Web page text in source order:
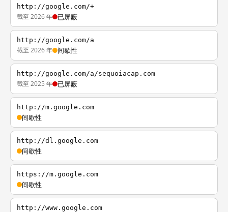
http://google.com/+
截至 2026 年 已屏蔽
http://google.com/a
截至 2026 年 间歇性
http://google.com/a/sequoiacap.com
截至 2025 年 已屏蔽
http://m.google.com
间歇性
http://dl.google.com
间歇性
https://m.google.com
间歇性
http://www.google.com